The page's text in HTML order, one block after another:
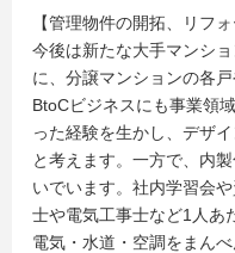
【管理物件の開拓、リフォ
今後は新たな大手マンシ
に、分譲マンションの各
BtoCビジネスにも事業領
った経験を生かし、デザ
と考えます。一方で、内
いでいます。社内学習会
士や電気工事士など1人あ
電気・水道・空調をまん